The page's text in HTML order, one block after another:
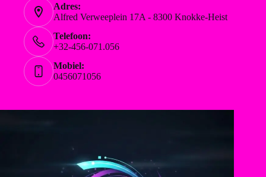
Adres:
Alfred Verweeplein 17A - 8300 Knokke-Heist
Telefoon:
+32-456-071.056
Mobiel:
0456071056